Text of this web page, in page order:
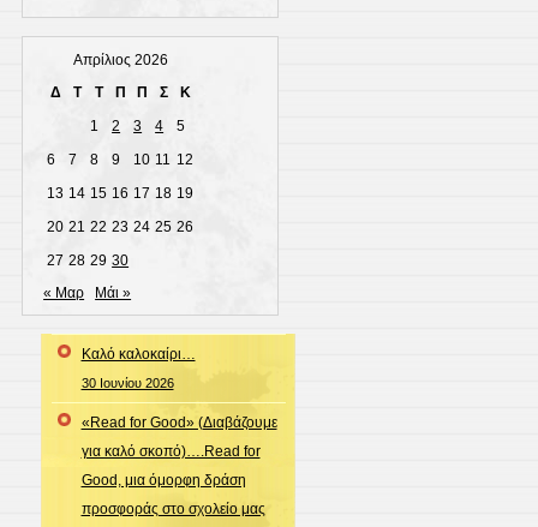
Απρίλιος 2026
Δ
Τ Τ Π Π Σ
Κ
1
2 3 4
5
6
7 8 9 10 11
12
13 14 15 16 17 18 19
20 21 22 23 24 25 26
27 28 29 30
« Μαρ
Μάι »
Καλό καλοκαίρι…
30 Ιουνίου 2026
«Read for Good» (Διαβάζουμε
για καλό σκοπό)….Read for
Good, μια όμορφη δράση
προσφοράς στο σχολείο μας